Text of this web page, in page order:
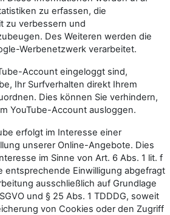
zu erfassen, die
zu verbessern und
Des Weiteren werden die
Werbenetzwerk verarbeitet.
Account eingeloggt sind,
Ihr Surfverhalten direkt Ihrem
Dies können Sie verhindern,
YouTube-Account ausloggen.
erfolgt im Interesse einer
unserer Online-Angebote. Dies
im Sinne von Art. 6 Abs. 1 lit. f
entsprechende Einwilligung abgefragt
ausschließlich auf Grundlage
und § 25 Abs. 1 TDDDG, soweit
von Cookies oder den Zugriff